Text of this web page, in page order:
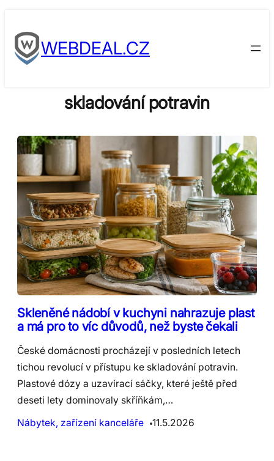
to
contentWEBDEAL.CZ
skladování potravin
Skleněné nádobí v kuchyni nahrazuje plast
a má pro to víc důvodů, než byste čekali
České domácnosti procházejí v posledních letech
tichou revolucí v přístupu ke skladování potravin.
Plastové dózy a uzavírací sáčky, které ještě před
deseti lety dominovaly skříňkám,…
Nábytek, zařízení kanceláře
11.5.2026